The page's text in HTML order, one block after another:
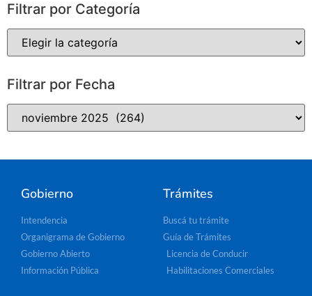
Filtrar por Categoría
Filtrar por Fecha
Gobierno
Intendencia
Organigrama de Gobierno
Gobierno Abierto
Información Pública
Trámites
Buscá tu trámite
Guía de Trámites
Licencia de Conducir
Habilitaciones Comerciales